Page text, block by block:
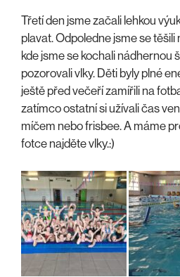
Třetí den jsme začali lehkou
plavat. Odpoledne jsme se těšili
kde jsme se kochali nádhernou
pozorovali vlky. Děti byly plné
ještě před večeří zamířili na
zatímco ostatní si užívali čas
míčem nebo frisbee. A máme
fotce najděte vlky.:)